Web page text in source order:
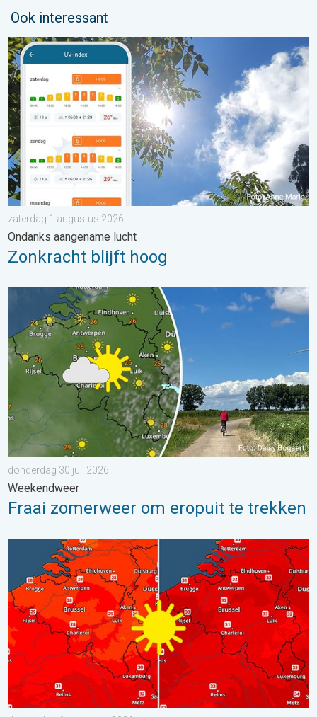
Ook interessant
Zonkracht blijft hoog. Ondanks aangename lucht. . . zaterdag
zaterdag 1 augustus 2026
Ondanks aangename lucht
Zonkracht blijft hoog
Fraai zomerweer om eropuit te trekken. Weekendweer. . .
donderdag 30 juli 2026
Weekendweer
Fraai zomerweer om eropuit te trekken
Volop zon en zomerse warmte. Weekendweer. . . donderdag